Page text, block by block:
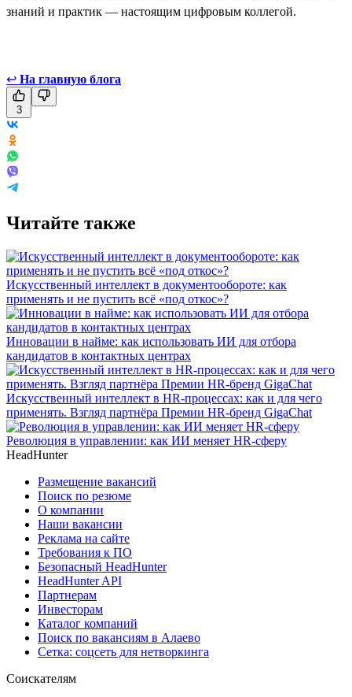
знаний и практик — настоящим цифровым коллегой.
↩ На главную блога
3
Читайте также
Искусственный интеллект в документообороте: как
применять и не пустить всё «под откос»?
Инновации в найме: как использовать ИИ для отбора
кандидатов в контактных центрах
Искусственный интеллект в HR-процессах: как и для чего
применять. Взгляд партнёра Премии HR-бренд GigaChat
Революция в управлении: как ИИ меняет HR-сферу
HeadHunter
Размещение вакансий
Поиск по резюме
О компании
Наши вакансии
Реклама на сайте
Требования к ПО
Безопасный HeadHunter
HeadHunter API
Партнерам
Инвесторам
Каталог компаний
Поиск по вакансиям в Алаево
Сетка: соцсеть для нетворкинга
Соискателям